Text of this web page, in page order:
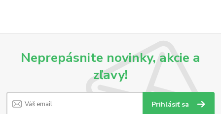
Neprepásnite novinky, akcie a
zľavy!
Prihlásiť sa